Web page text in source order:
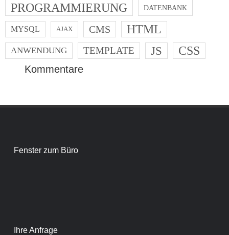
PROGRAMMIERUNG DATENBANK
MYSQL AJAX CMS HTML
ANWENDUNG TEMPLATE JS CSS
Kommentare
Fenster zum Büro
Ihre Anfrage